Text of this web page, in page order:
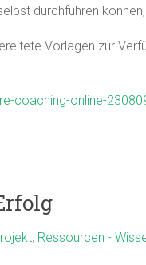
durchführen
Vorlagen zur
coaching-online-
, Ressourcen -